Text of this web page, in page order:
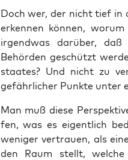
Doch wer, der nicht tief in
erken­nen kön­nen,
irgend­was dar­über,
Behör­den geschützt
staa­tes? Und nicht zu
gefähr­li­cher Punk­te unter
Man muß die­se
fen, was es eigent­lich
weni­ger ver­trau­en, als
den Raum stellt,